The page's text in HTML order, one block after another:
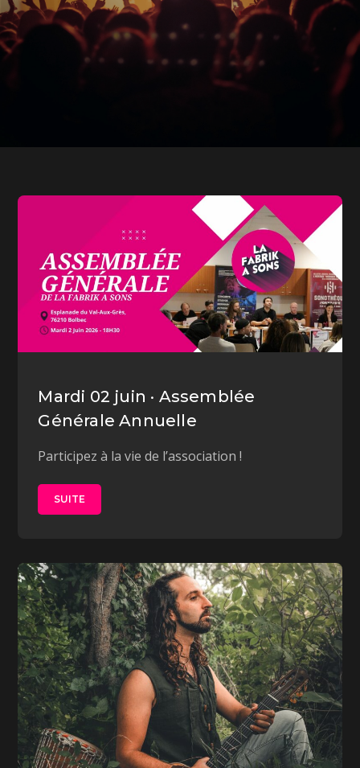
Mardi 02 juin · Assemblée
Générale Annuelle
Participez à la vie de l’association !
SUITE